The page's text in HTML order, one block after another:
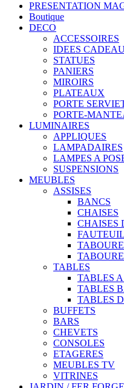
PRESENTATION
Boutique
DECO
ACCESSOIRES
IDEES
STATUES
PANIERS
MIROIRS
PLATEAUX
PORTE
PORTE-
LUMINAIRES
APPLIQUES
LAMPADAIRES
LAMPES A
SUSPENSIONS
MEUBLES
ASSISES
BANCS
CHAISES
CHAISES
TABLES
TABLES
TABLES
TABLES
BUFFETS
BARS
CHEVETS
CONSOLES
ETAGERES
MEUBLES TV
VITRINES